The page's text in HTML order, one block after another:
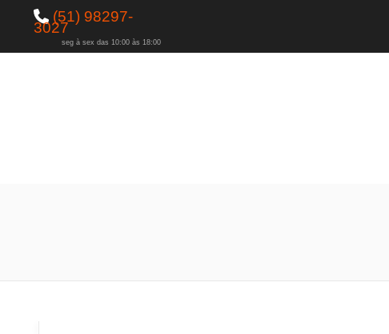
(51) 98297-
3027
seg à sex das 10:00 às 18:00